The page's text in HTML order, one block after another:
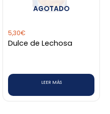
AGOTADO
5,30€
Dulce de Lechosa
LEER MÁS